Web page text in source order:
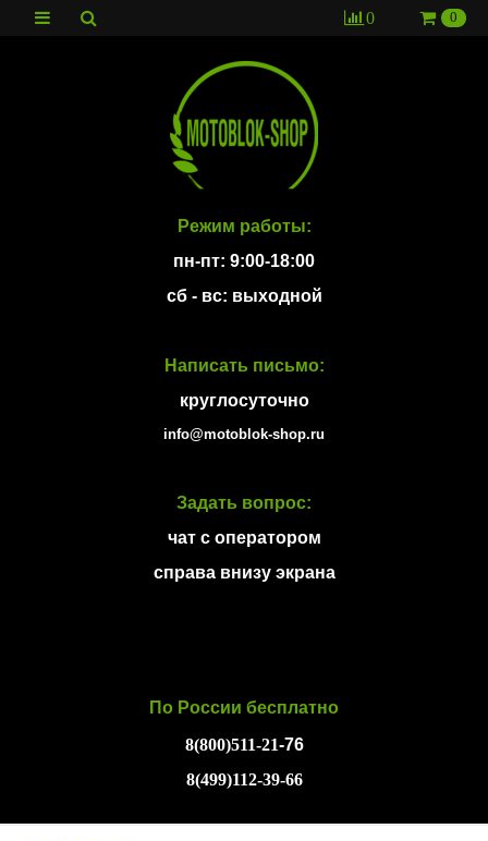
0 0
Режим работы:
пн-пт: 9:00-18:00
сб - вс: выходной
Написать письмо:
круглосуточно
info@motoblok-shop.ru
Задать вопрос:
чат с оператором
справа внизу экрана
По России бесплатно
8(800)511-21-76
8(499)112-39-66